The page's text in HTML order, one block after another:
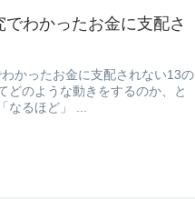
わかったお金に支配さ
ったお金に支配されない13の